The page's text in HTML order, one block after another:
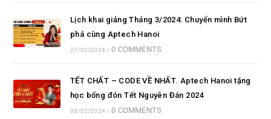
Lịch khai giảng Tháng 3/2024: Chuyển mình Bứt
phá cùng Aptech Hanoi
27/02/2024 / 0 COMMENTS
TẾT CHẤT – CODE VỀ NHẤT. Aptech Hanoi tặng
học bổng đón Tết Nguyên Đán 2024
05/02/2024 / 0 COMMENTS